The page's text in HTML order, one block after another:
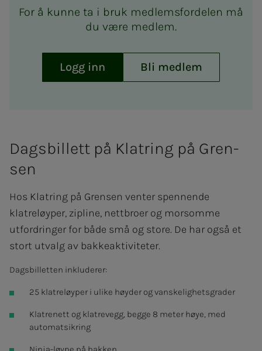
For å kunne ta i bruk medlemsfordelen må
du være medlem.
Logg inn Bli medlem
Dags­­­­­bil­­­lett på Klat­ring på Gren­­­
sen
Hos Klatring på Grensen venter spennende
klatreløyper, zipline, nettbroer og morsomme
utfordringer for både små og store. De har også et
stort utvalg av bakkeaktiviteter.
Dagsbilletten inkluderer:
25 klatreløyper i ulike høyder og vanskelighetsgrader
Klatrenett og klatrevegg, begge 8 meter høye, med
automatsikring